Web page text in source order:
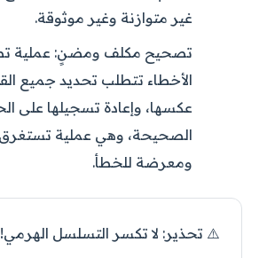
غير متوازنة وغير موثوقة.
تصحيح مكلف ومضنٍ: عملية
الأخطاء تتطلب تحديد جميع
عكسها، وإعادة تسجيلها على
الصحيحة، وهي عملية تستغرق
ومعرضة للخطأ.
⚠️ تحذير: لا تكسر التسلسل الهرمي!